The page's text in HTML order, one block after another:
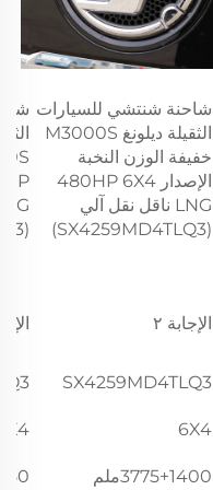
شاحنة شنتشي للسيارات
الثقيلة ديلونغ M3000S
خفيفة الوزن النخبة
الإصدار 480HP 6X4
LNG ناقل نقل آلي
(SX4259MD4TLQ3)
(SX4259MD4TLQ3)
الإجابة ٢
SX4259MD4TLQ3
6X4
3775+1400ملم